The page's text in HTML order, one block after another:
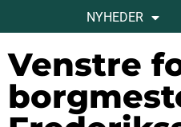
NYHEDER
Venstre